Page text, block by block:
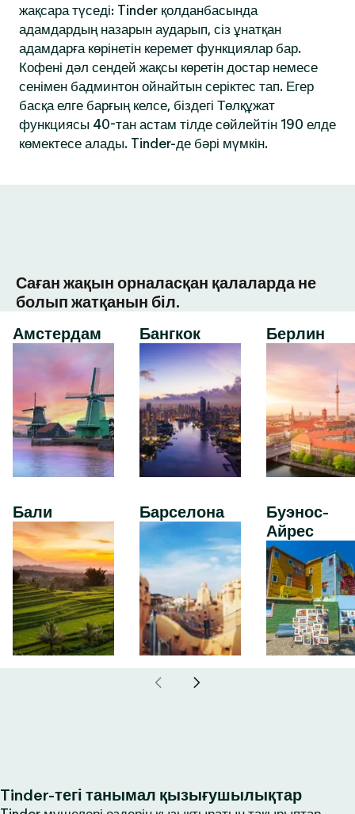
жақсара түседі: Tinder қолданбасында
адамдардың назарын аударып, сіз ұнатқан
адамдарға көрінетін керемет функциялар бар.
Кофені дәл сендей жақсы көретін достар немесе
сенімен бадминтон ойнайтын серіктес тап. Егер
басқа елге барғың келсе, біздегі Төлқұжат
функциясы 40-тан астам тілде сөйлейтін 190 елде
көмектесе алады. Tinder-де бәрі мүмкін.
Саған жақын орналасқан қалаларда не
болып жатқанын біл.
Амстердам
Бали
Бангкок
Барселона
Берлин
Буэнос-
Айрес
Tinder-тегі танымал қызығушылықтар